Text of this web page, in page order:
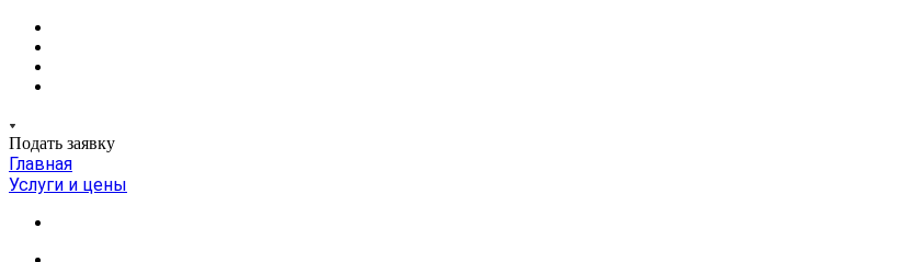
Подать заявку
Главная
Услуги и цены